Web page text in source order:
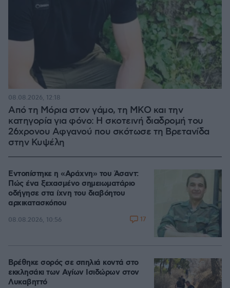
Από τη Μόρια στον γάμο, τη ΜΚΟ και την
κατηγορία για φόνο: Η σκοτεινή διαδρομή του
26χρονου Αφγανού που σκότωσε τη Βρετανίδα
στην Κυψέλη
08.08.2026, 12:18
Εντοπίστηκε η «Αράχνη» του Άσαντ:
Πώς ένα ξεχασμένο σημειωματάριο
οδήγησε στα ίχνη του διαβόητου
αρχικατασκόπου
08.08.2026, 10:56 17
Βρέθηκε σορός σε σπηλιά κοντά στο
εκκλησάκι των Αγίων Ισιδώρων στον
Λυκαβηττό